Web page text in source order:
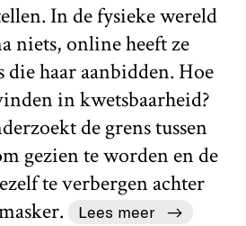
In de fysieke wereld
niets, online heeft ze
die haar aanbidden. Hoe
in kwetsbaarheid?
de grens tussen
gezien te worden en de
te verbergen achter
Lees meer